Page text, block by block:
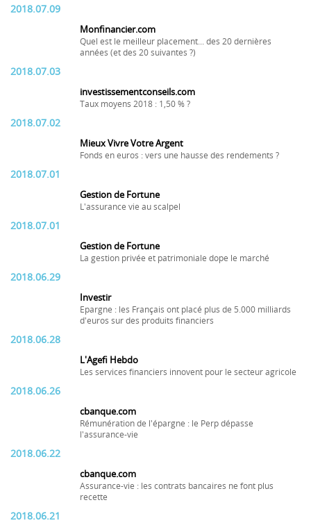
2018.07.09
Monfinancier.com
Quel est le meilleur placement... des 20 dernières
années (et des 20 suivantes ?)
2018.07.03
investissementconseils.com
Taux moyens 2018 : 1,50 % ?
2018.07.02
Mieux Vivre Votre Argent
Fonds en euros : vers une hausse des rendements ?
2018.07.01
Gestion de Fortune
L'assurance vie au scalpel
2018.07.01
Gestion de Fortune
La gestion privée et patrimoniale dope le marché
2018.06.29
Investir
Epargne : les Français ont placé plus de 5.000 milliards
d'euros sur des produits financiers
2018.06.28
L'Agefi Hebdo
Les services financiers innovent pour le secteur agricole
2018.06.26
cbanque.com
Rémunération de l'épargne : le Perp dépasse
l'assurance-vie
2018.06.22
cbanque.com
Assurance-vie : les contrats bancaires ne font plus
recette
2018.06.21